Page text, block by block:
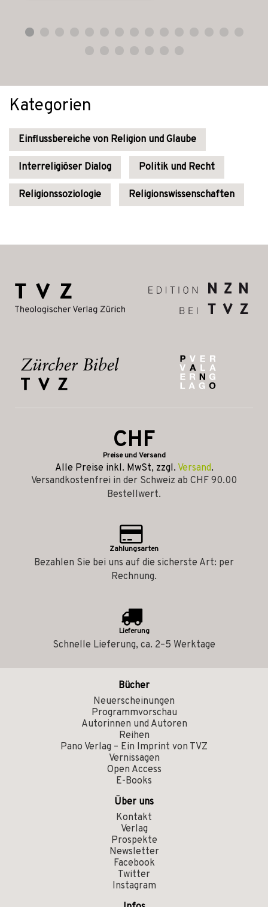
Kategorien
Einflussbereiche von Religion und Glaube
Interreligiöser Dialog Politik und Recht
Religionssoziologie Religionswissenschaften
CHF
Preise und Versand
Alle Preise inkl. MwSt, zzgl. Versand.
Versandkostenfrei in der Schweiz ab CHF 90.00
Bestellwert.
Zahlungsarten
Bezahlen Sie bei uns auf die sicherste Art: per
Rechnung.
Lieferung
Schnelle Lieferung, ca. 2–5 Werktage
Bücher
Neuerscheinungen
Programmvorschau
Autorinnen und Autoren
Reihen
Pano Verlag – Ein Imprint von TVZ
Vernissagen
Open Access
E-Books
Über uns
Kontakt
Verlag
Prospekte
Newsletter
Facebook
Twitter
Instagram